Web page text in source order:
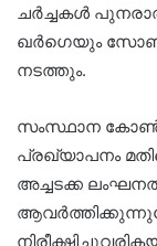
ചര്‍ച്ചകള്‍
ഖര്‍ഗെയും
നടത്തും.
സംസ്ഥാന
പ്രഖ്യാപനം
അച്ചടക്ക